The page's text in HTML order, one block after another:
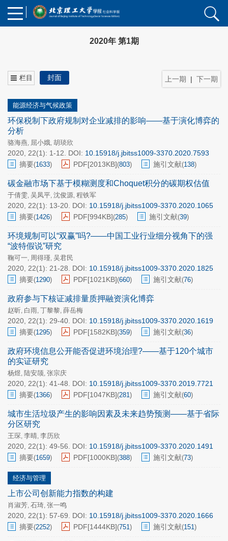
2020年 第1期
上一期 | 下一期
栏目 封面
能源经济与气候政策
环保税制下政府规制对企业减排的影响——基于演化博弈的
分析
骆海燕, 屈小娥, 胡琰欣
2020, 22(1): 1-12. DOI: 10.15918/j.jbitss1009-3370.2020.7593
摘要(1633) PDF[2013KB](803) 施引文献(138)
碳金融市场下基于模糊测度和Choquet积分的碳期权估值
于倩雯, 吴凤平, 沈俊源, 程铁军
2020, 22(1): 13-20. DOI: 10.15918/j.jbitss1009-3370.2020.1065
摘要(1426) PDF[994KB](285) 施引文献(39)
环境规制可以“双赢”吗?——中国工业行业细分视角下的强
“波特假说”研究
鞠可一, 周得瑾, 吴君民
2020, 22(1): 21-28. DOI: 10.15918/j.jbitss1009-3370.2020.1825
摘要(1290) PDF[1021KB](660) 施引文献(76)
政府参与下核证减排量质押融资演化博弈
赵昕, 白雨, 丁黎黎, 薛岳梅
2020, 22(1): 29-40. DOI: 10.15918/j.jbitss1009-3370.2020.1619
摘要(1295) PDF[1582KB](359) 施引文献(36)
政府环境信息公开能否促进环境治理?——基于120个城市
的实证研究
杨煜, 陆安颉, 张宗庆
2020, 22(1): 41-48. DOI: 10.15918/j.jbitss1009-3370.2019.7721
摘要(1366) PDF[1047KB](281) 施引文献(60)
城市生活垃圾产生的影响因素及未来趋势预测——基于省际
分区研究
王琛, 李晴, 李历欣
2020, 22(1): 49-56. DOI: 10.15918/j.jbitss1009-3370.2020.1491
摘要(1659) PDF[1000KB](388) 施引文献(73)
经济与管理
上市公司创新能力指数的构建
肖淑芳, 石琦, 张一鸣
2020, 22(1): 57-69. DOI: 10.15918/j.jbitss1009-3370.2020.1666
摘要(2252) PDF[1444KB](751) 施引文献(151)